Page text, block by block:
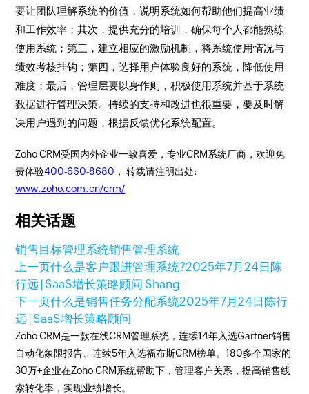
要让团队理解系统的价值，说明系统如何帮助他们提高业绩
和工作效率；其次，提供充分的培训，确保每个人都能熟练
使用系统；第三，建立相应的激励机制，将系统使用情况与
绩效考核挂钩；第四，选择用户体验良好的系统，降低使用
难度；最后，管理层要以身作则，积极使用系统并基于系统
数据进行管理决策。持续的支持和改进也很重要，要及时解
决用户遇到的问题，根据反馈优化系统配置。
Zoho CRM受国内外企业一致喜爱，专业CRM系统厂商，欢迎免
费体验400-660-8680 ， 转载请注明出处:
www.zoho.com.cn/crm/
相关话题
销售目标管理系统销售管理系统
上一页什么是客户跟进管理系统?2025年7月24日 陈
行远 | SaaS增长策略顾问 Shang
下一页什么是销售任务分配系统2025年7月24日 陈行
远 | SaaS增长策略顾问
Zoho CRM是一款在线CRM管理系统，连续14年入选Gartner销售
自动化象限报告、连续5年入选福布斯CRM榜单。180多个国家的
30万+企业在Zoho CRM系统帮助下，管理客户关系，提高销售线
索转化率，实现业绩增长。